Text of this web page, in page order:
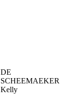
DE
SCHEEMAEKER
Kelly